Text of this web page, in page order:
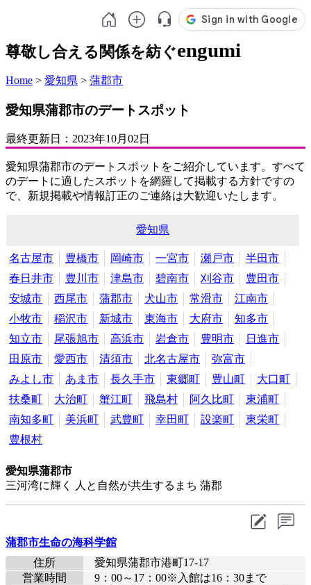
尊敬し合える関係を紡ぐengumi
Home > 愛知県 > 蒲郡市
愛知県蒲郡市のデートスポット
最終更新日： 2023年10月02日
愛知県蒲郡市のデートスポットをご紹介しています。すべて
のデートに適したスポットを網羅して掲載する方針ですの
で、新規掲載や情報訂正のご連絡は大歓迎いたします。
愛知県
名古屋市 豊橋市 岡崎市 一宮市 瀬戸市
半田市
春日井市
豊川市 津島市 碧南市 刈谷市
豊田市
安城市
西尾市 蒲郡市 犬山市 常滑市
江南市
小牧市
稲沢市 新城市 東海市 大府市
知多市
知立市
尾張旭市 高浜市 岩倉市 豊明市
日進市
田原市
愛西市 清須市 北名古屋市
弥富市
みよし市
あま市 長久手市 東郷町 豊山町
大口町
扶桑町
大治町 蟹江町 飛島村 阿久比町
東浦町
南知多町
美浜町 武豊町 幸田町 設楽町
東栄町
豊根村
愛知県蒲郡市
三河湾に輝く 人と自然が共生するまち 蒲郡
蒲郡市生命の海科学館
住所
愛知県蒲郡市港町17-17
営業時間
9：00～17：00※入館は16：30まで